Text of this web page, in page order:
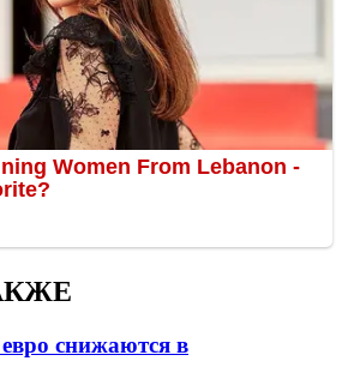
снижаются в